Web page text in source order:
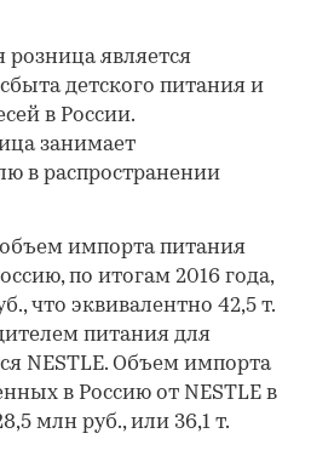
розница является
детского питания и
в России.
занимает
в распространении
импорта питания
по итогам 2016 года,
что эквивалентно 42,5 т.
питания для
NESTLE. Объем импорта
в Россию от NESTLE в
млн руб., или 36,1 т.